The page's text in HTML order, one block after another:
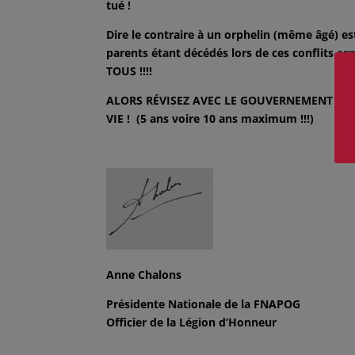
tué !
Dire le contraire à un orphelin (même âgé)
parents étant décédés lors de ces conflits
TOUS !!!!
ALORS RÉVISEZ AVEC LE GOUVERNEMENT
VIE ! (5 ans voire 10 ans maximum !!!)
Anne Chalons
Présidente Nationale de la FNAPOG
Officier de la Légion d’Honneur